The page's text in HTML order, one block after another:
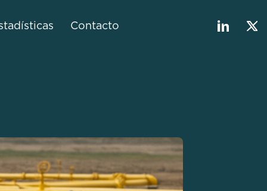
Contacto